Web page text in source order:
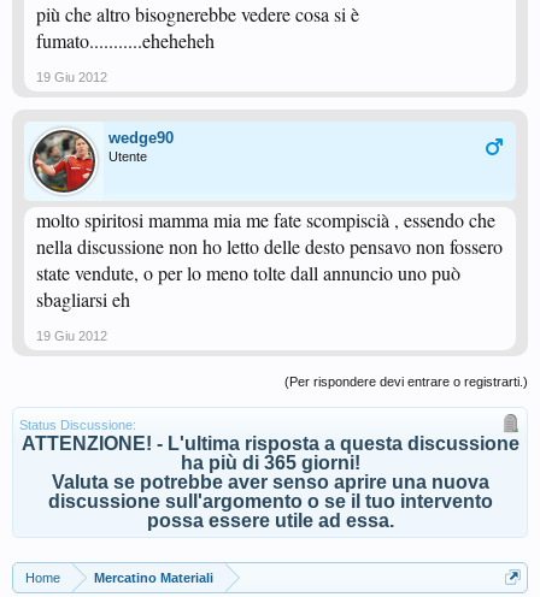
più che altro bisognerebbe vedere cosa si è
fumato...........eheheheh
19 Giu 2012
wedge90
Utente
molto spiritosi mamma mia me fate scompiscià , essendo che
nella discussione non ho letto delle desto pensavo non fossero
state vendute, o per lo meno tolte dall annuncio uno può
sbagliarsi eh
19 Giu 2012
(Per rispondere devi entrare o registrarti.)
Status Discussione:
ATTENZIONE! - L'ultima risposta a questa discussione
ha più di 365 giorni!
Valuta se potrebbe aver senso aprire una nuova
discussione sull'argomento o se il tuo intervento
possa essere utile ad essa.
Home Mercatino Materiali